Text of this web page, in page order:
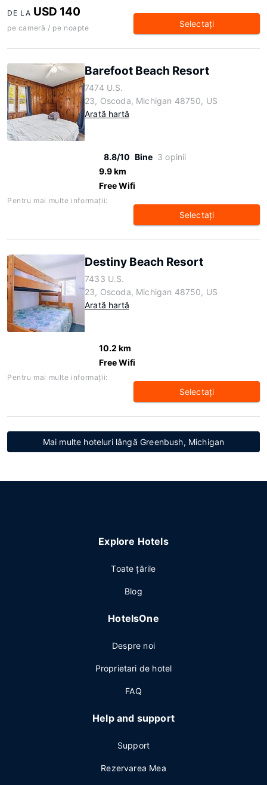
DE LA USD 140
pe cameră / pe noapte Selectaţi
Barefoot Beach Resort
7474 U.S.
23, Oscoda, Michigan 48750, US
Arată hartă
8.8/10 Bine 3 opinii
9.9 km
Free Wifi
Pentru mai multe informaţii:
Selectaţi
Destiny Beach Resort
7433 U.S.
23, Oscoda, Michigan 48750, US
Arată hartă
10.2 km
Free Wifi
Pentru mai multe informaţii:
Selectaţi
Mai multe hoteluri lângă Greenbush, Michigan
Explore Hotels
Toate ţările
Blog
HotelsOne
Despre noi
Proprietari de hotel
FAQ
Help and support
Support
Rezervarea Mea